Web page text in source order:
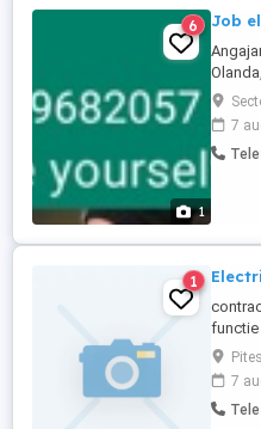
1
6 Job
7
1
functie
plătită
7